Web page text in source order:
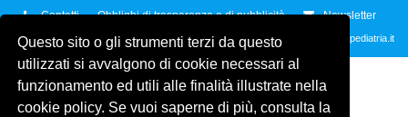
Questo sito o gli strumenti terzi da questo
utilizzati si avvalgono di cookie necessari al
funzionamento ed utili alle finalità illustrate nella
cookie policy. Se vuoi saperne di più, consulta la
Contatti Obblighi di trasparenza e di pubblicità Newsletter
Contattaci allo035.2678061oppure all'indirzzo e-mail info@amicidellapediatria.it
ASSOCIAZIONE AMICI
DELLA PEDIATRIAETS